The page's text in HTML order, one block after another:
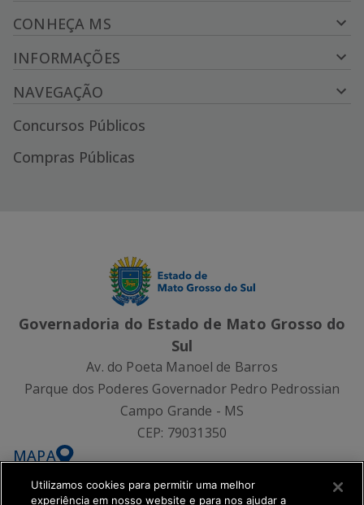
CONHEÇA MS
INFORMAÇÕES
NAVEGAÇÃO
Concursos Públicos
Compras Públicas
Governadoria do Estado de Mato Grosso do
Sul
Av. do Poeta Manoel de Barros
Parque dos Poderes Governador Pedro Pedrossian
Campo Grande - MS
CEP: 79031350
MAPA
Utilizamos cookies para permitir uma melhor
experiência em nosso website e para nos ajudar a